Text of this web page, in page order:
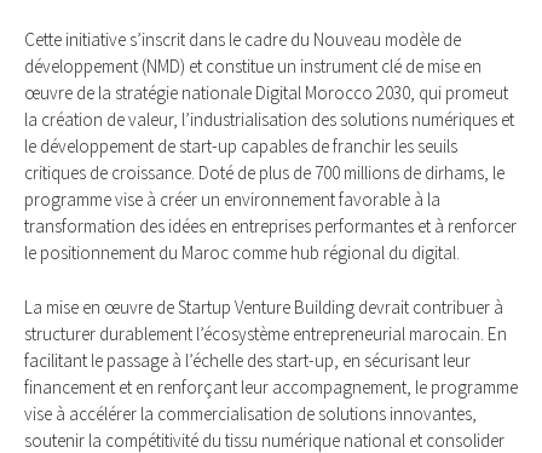
Cette initiative s’inscrit dans le cadre du Nouveau modèle de
développement (NMD) et constitue un instrument clé de mise en
œuvre de la stratégie nationale Digital Morocco 2030, qui promeut
la création de valeur, l’industrialisation des solutions numériques et
le développement de start-up capables de franchir les seuils
critiques de croissance. Doté de plus de 700 millions de dirhams, le
programme vise à créer un environnement favorable à la
transformation des idées en entreprises performantes et à renforcer
le positionnement du Maroc comme hub régional du digital.
La mise en œuvre de Startup Venture Building devrait contribuer à
structurer durablement l’écosystème entrepreneurial marocain. En
facilitant le passage à l’échelle des start-up, en sécurisant leur
financement et en renforçant leur accompagnement, le programme
vise à accélérer la commercialisation de solutions innovantes,
soutenir la compétitivité du tissu numérique national et consolider